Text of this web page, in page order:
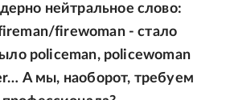
нейтральное слово:
firewoman - стало
policeman, policewoman
А мы, наоборот, требуем